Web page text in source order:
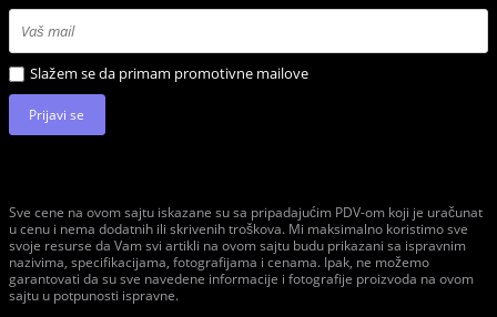
Slažem se da primam promotivne mailove
Prijavi se
Sve cene na ovom sajtu iskazane su sa pripadajućim PDV-om koji je uračunat
u cenu i nema dodatnih ili skrivenih troškova. Mi maksimalno koristimo sve
svoje resurse da Vam svi artikli na ovom sajtu budu prikazani sa ispravnim
nazivima, specifikacijama, fotografijama i cenama. Ipak, ne možemo
garantovati da su sve navedene informacije i fotografije proizvoda na ovom
sajtu u potpunosti ispravne.